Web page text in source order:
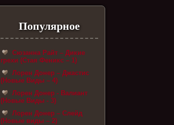
Популярное
Сюзанна Райт – Дикие
грехи (Стая Феникс – 1)
Лорен Донер – Джастис
(Новые Виды – 4)
Лорен Донер - Валиант
(Новые Виды - 3)
Лорен Донер – Слейд
(Новые виды – 2)